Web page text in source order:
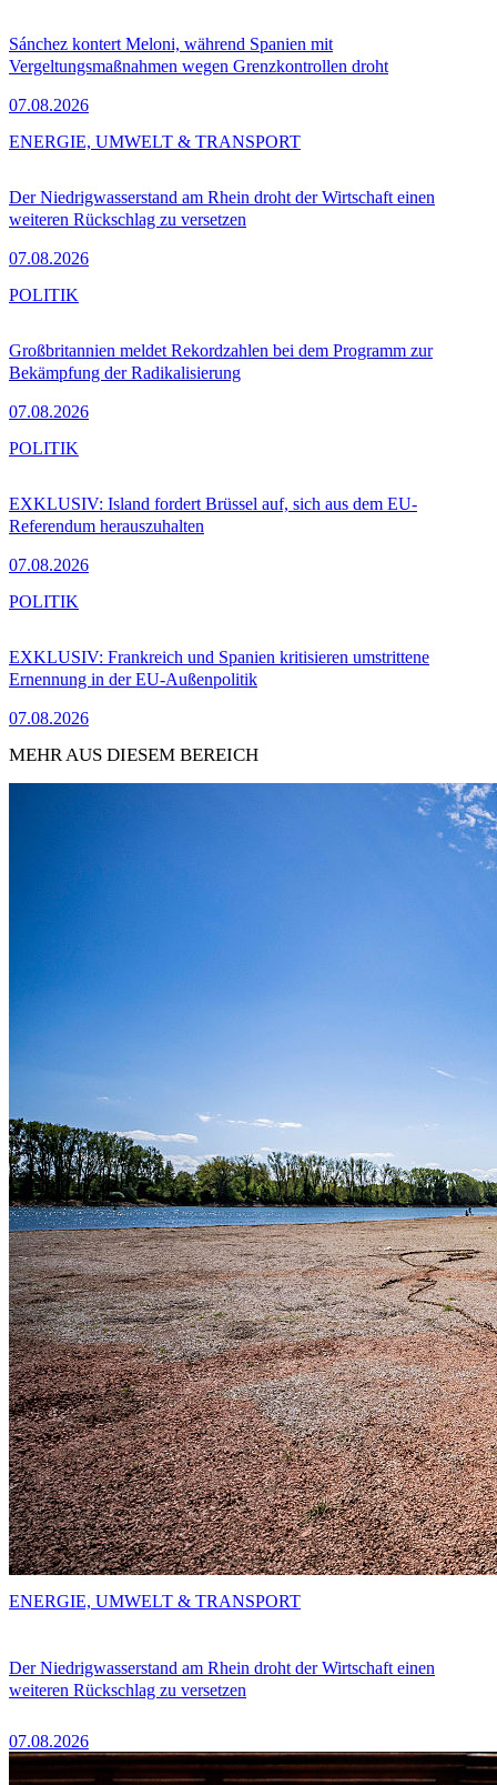
Sánchez kontert Meloni, während Spanien mit
Vergeltungsmaßnahmen wegen Grenzkontrollen droht
07.08.2026
Der Niedrigwasserstand am Rhein droht der Wirtschaft einen
weiteren Rückschlag zu versetzen
07.08.2026
ENERGIE, UMWELT & TRANSPORT
Großbritannien meldet Rekordzahlen bei dem Programm zur
Bekämpfung der Radikalisierung
07.08.2026
POLITIK
EXKLUSIV: Island fordert Brüssel auf, sich aus dem EU-
Referendum herauszuhalten
07.08.2026
POLITIK
EXKLUSIV: Frankreich und Spanien kritisieren umstrittene
Ernennung in der EU-Außenpolitik
07.08.2026
POLITIK
MEHR AUS DIESEM BEREICH
Der Niedrigwasserstand am Rhein droht der Wirtschaft einen
weiteren Rückschlag zu versetzen
07.08.2026
ENERGIE, UMWELT & TRANSPORT